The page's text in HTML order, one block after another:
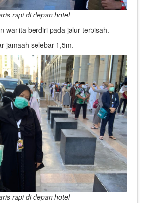
rapi di depan hotel
wanita berdiri pada jalur terpisah.
jamaah selebar 1,5m.
rapi di depan hotel